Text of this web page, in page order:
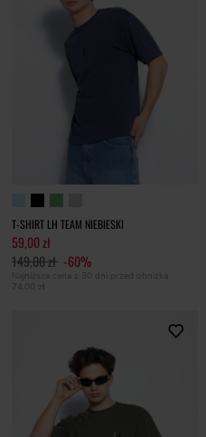
T-SHIRT LH TEAM NIEBIESKI
59,00 zł
149,00 zł -60%
Najniższa cena z 30 dni przed obniżką
74,00 zł